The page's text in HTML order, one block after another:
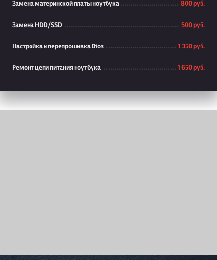
Замена материнской платы ноутбука 800 руб.
Замена HDD/SSD 500 руб.
Настройка и перепрошивка Bios 1 350 руб.
Ремонт цепи питания ноутбука 1 650 руб.